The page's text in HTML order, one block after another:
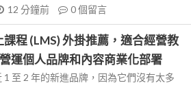
12 分鐘前 0個留言
程 (LMS) 外掛推薦，適合經營教
運個人品牌和內容商業化部署
至 2 年的新進品牌，因為它們沒有太多